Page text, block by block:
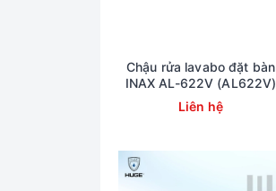
Chậu rửa lavabo đặt bàn
INAX AL-622V (AL622V)
Liên hệ